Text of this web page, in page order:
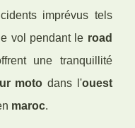
imprévus tels
vol pendant le road
une tranquillité
moto dans l'ouest
maroc.